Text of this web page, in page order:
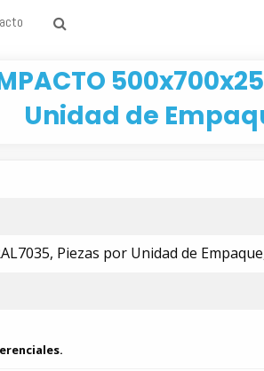
Unidad de
Piezas por Unidad de